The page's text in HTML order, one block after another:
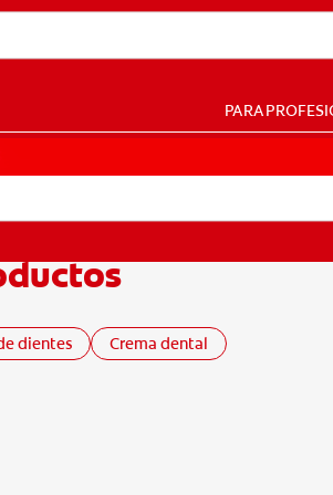
PARA
dientes Crema dental